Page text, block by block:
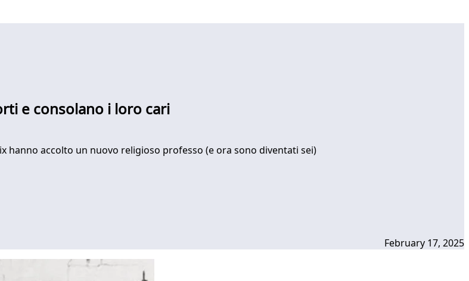
e consolano i loro cari
hanno accolto un nuovo religioso professo (e ora sono diventati sei)
February 17, 2025